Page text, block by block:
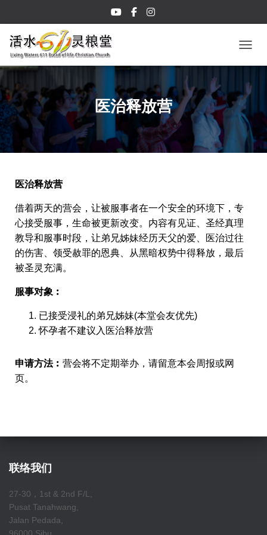
医治释放营
医治释放营
借着两天的营会，让被服事者在一个安全的环境下，专
心接受服事，生命被更新改变。内容有见证、圣经真理
教导和服事时段，让弟兄姊妹经历天父的爱、医治过往
的伤害、领受赦罪的恩典、从黑暗权势中得释放，最后
被圣灵充满。
服事对象︰
已接受浸礼的弟兄姊妹(本堂会友优先)
怀孕者不建议入医治释放营
申请方法︰ 营会将不定期举办，请留意本会周报或网
页。
联络我们
27-30，1st & 2nd F/L,
Pusat Tanahwang,
Jalan Pedada,